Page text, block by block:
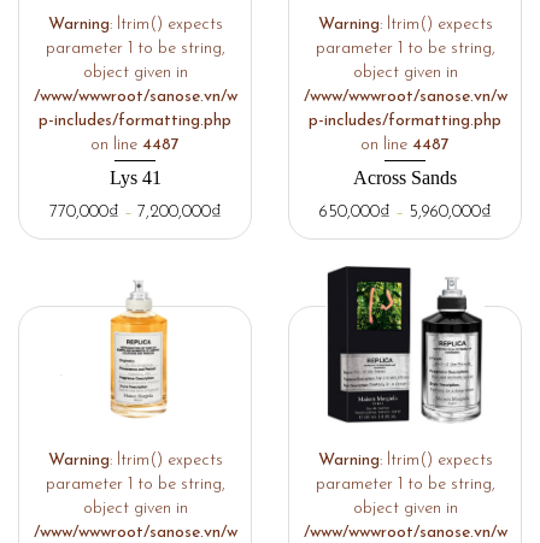
Warning: ltrim() expects
parameter 1 to be string,
object given in
/www/wwwroot/sanose.vn/w
p-includes/formatting.php
on line 4487
Lys 41
770,000₫ – 7,200,000₫
Warning: ltrim() expects
parameter 1 to be string,
object given in
/www/wwwroot/sanose.vn/w
p-includes/formatting.php
on line 4487
Across Sands
650,000₫ – 5,960,000₫
Warning: ltrim() expects
parameter 1 to be string,
object given in
/www/wwwroot/sanose.vn/w
Warning: ltrim() expects
parameter 1 to be string,
object given in
/www/wwwroot/sanose.vn/w